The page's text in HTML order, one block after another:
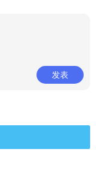
发表